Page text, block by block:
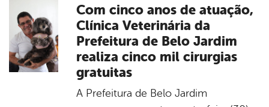
Com cinco anos de atuação,
Clínica Veterinária da
Prefeitura de Belo Jardim
realiza cinco mil cirurgias
gratuitas
A Prefeitura de Belo Jardim